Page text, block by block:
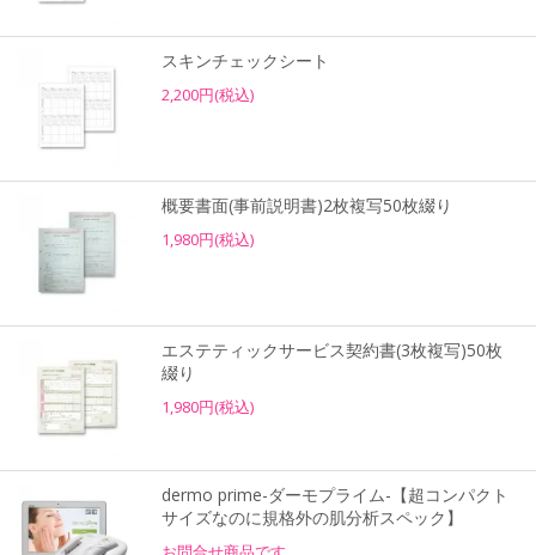
スキンチェックシート
2,200円(税込)
概要書面(事前説明書)2枚複写50枚綴り
1,980円(税込)
エステティックサービス契約書(3枚複写)50枚
綴り
1,980円(税込)
dermo prime-ダーモプライム-【超コンパクト
サイズなのに規格外の肌分析スペック】